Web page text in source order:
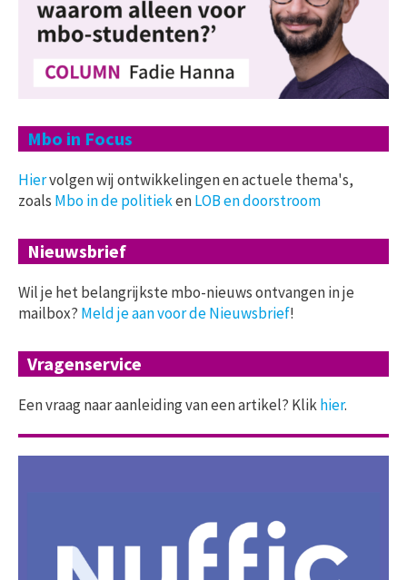
Mbo in Focus
Hiervolgen wij ontwikkelingen en actuele thema's,
zoals Mbo in de politiekenLOB en doorstroom
Nieuwsbrief
Wil je het belangrijkste mbo-nieuws ontvangen in je
mailbox? Meld je aan voor de Nieuwsbrief!
Vragenservice
Een vraag naar aanleiding van een artikel? Klikhier.